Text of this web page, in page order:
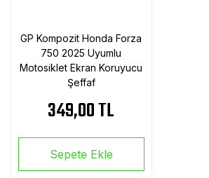
GP Kompozit Honda Forza
750 2025 Uyumlu
Motosiklet Ekran Koruyucu
Şeffaf
349,00 TL
Sepete Ekle